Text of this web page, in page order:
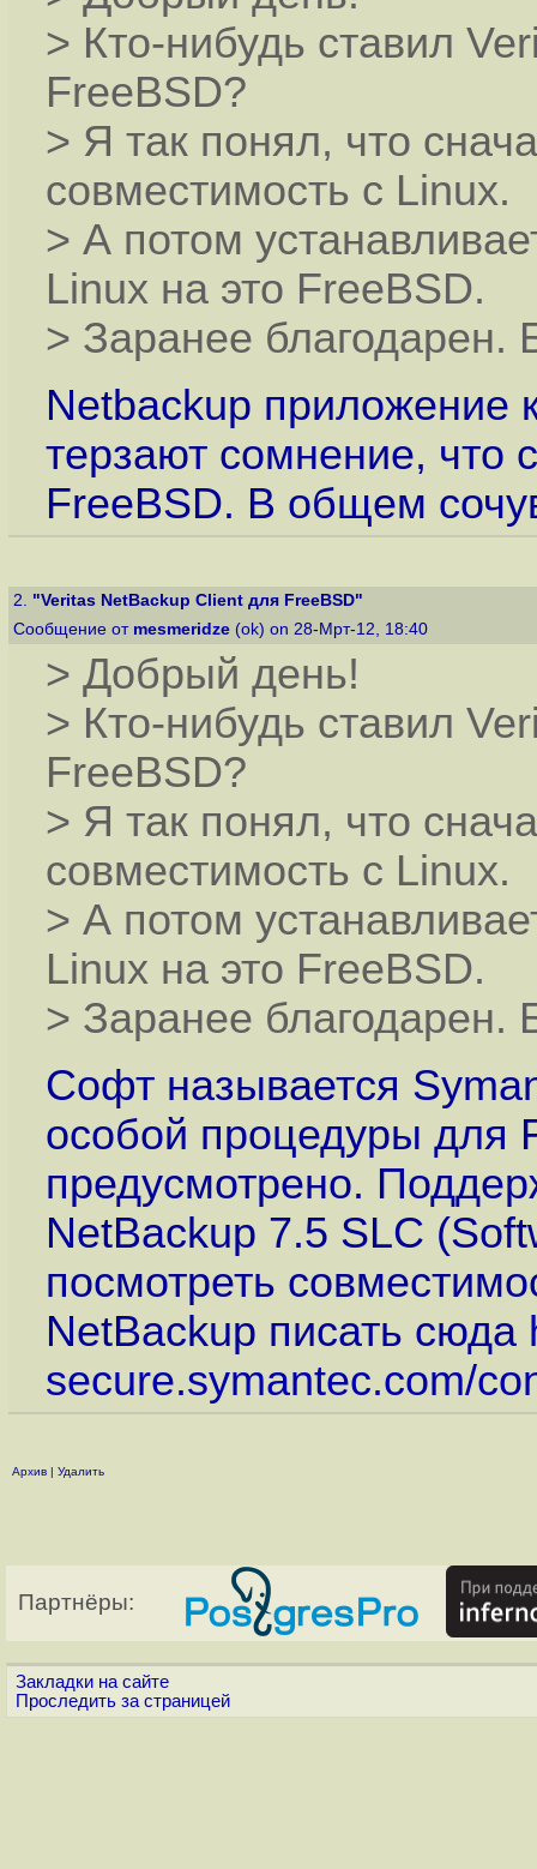
> Кто-нибудь ставил
FreeBSD?
> Я так понял, что
совместимость с Linux.
> А потом
Linux на это FreeBSD.
> Заранее благодарен.
Netbackup приложение
терзают сомнение, что
FreeBSD. В общем
2. "Veritas NetBackup Client для FreeBSD"
Сообщение от mesmeridze (ok) on 28-Мрт-12, 18:40
> Добрый день!
> Кто-нибудь ставил
FreeBSD?
> Я так понял, что
совместимость с Linux.
> А потом
Linux на это FreeBSD.
> Заранее благодарен.
Софт называется
особой процедуры для
предусмотрено.
NetBackup 7.5 SLC
посмотреть
NetBackup писать сюда
secure.symantec.com/
Архив | Удалить
Партнёры:
Закладки на сайте
Проследить за страницей